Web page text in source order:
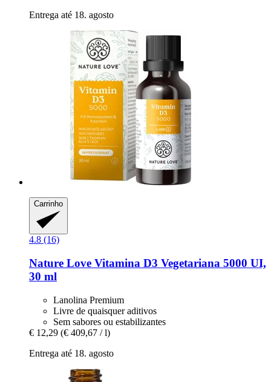
Entrega até 18. agosto
Carrinho
4.8 (16)
Nature Love Vitamina D3 Vegetariana 5000 UI,
30 ml
Lanolina Premium
Livre de quaisquer aditivos
Sem sabores ou estabilizantes
€ 12,29 (€ 409,67 / l)
Entrega até 18. agosto